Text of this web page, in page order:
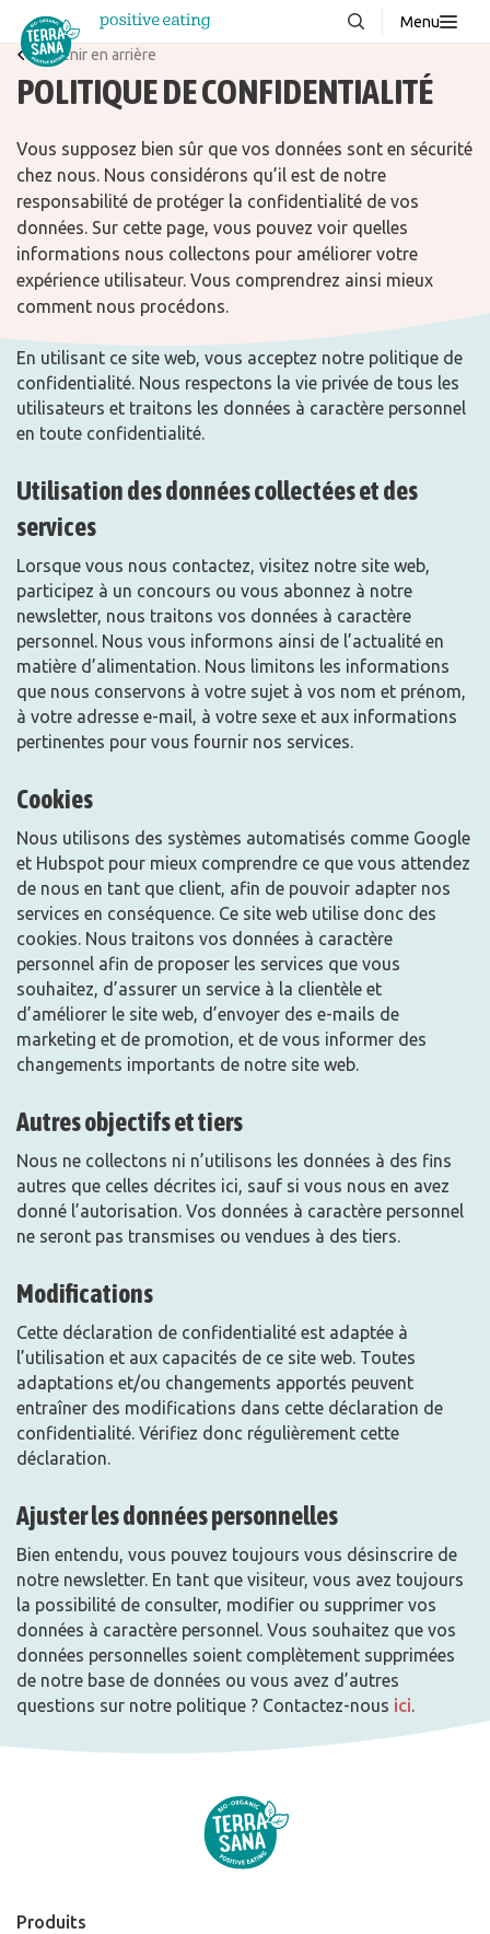
Menu
À propos de nous
FAQ
Contacter
Téléchargements
Produits
Recettes
Revenir en arrière
POLITIQUE DE CONFIDENTIALITÉ
Vous supposez bien sûr que vos données sont en sécurité
chez nous. Nous considérons qu’il est de notre
responsabilité de protéger la confidentialité de vos
données. Sur cette page, vous pouvez voir quelles
informations nous collectons pour améliorer votre
expérience utilisateur. Vous comprendrez ainsi mieux
comment nous procédons.
En utilisant ce site web, vous acceptez notre politique de
confidentialité. Nous respectons la vie privée de tous les
utilisateurs et traitons les données à caractère personnel
en toute confidentialité.
Utilisation des données collectées et des
services
Lorsque vous nous contactez, visitez notre site web,
participez à un concours ou vous abonnez à notre
newsletter, nous traitons vos données à caractère
personnel. Nous vous informons ainsi de l’actualité en
matière d’alimentation. Nous limitons les informations
que nous conservons à votre sujet à vos nom et prénom,
à votre adresse e-mail, à votre sexe et aux informations
pertinentes pour vous fournir nos services.
Cookies
Nous utilisons des systèmes automatisés comme Google
et Hubspot pour mieux comprendre ce que vous attendez
de nous en tant que client, afin de pouvoir adapter nos
services en conséquence. Ce site web utilise donc des
cookies. Nous traitons vos données à caractère
personnel afin de proposer les services que vous
souhaitez, d’assurer un service à la clientèle et
d’améliorer le site web, d’envoyer des e-mails de
marketing et de promotion, et de vous informer des
changements importants de notre site web.
Autres objectifs et tiers
Nous ne collectons ni n’utilisons les données à des fins
autres que celles décrites ici, sauf si vous nous en avez
donné l’autorisation. Vos données à caractère personnel
ne seront pas transmises ou vendues à des tiers.
Modifications
Cette déclaration de confidentialité est adaptée à
l’utilisation et aux capacités de ce site web. Toutes
adaptations et/ou changements apportés peuvent
entraîner des modifications dans cette déclaration de
confidentialité. Vérifiez donc régulièrement cette
déclaration.
Ajuster les données personnelles
Bien entendu, vous pouvez toujours vous désinscrire de
notre newsletter. En tant que visiteur, vous avez toujours
la possibilité de consulter, modifier ou supprimer vos
données à caractère personnel. Vous souhaitez que vos
données personnelles soient complètement supprimées
de notre base de données ou vous avez d’autres
questions sur notre politique ? Contactez-nous ici.
Produits